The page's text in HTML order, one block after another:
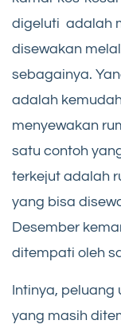
digeluti adalah
disewakan
sebagainya.
adalah
menyewakan
satu contoh
terkejut adalah
yang bisa
Desember
ditempati oleh
Intinya,
yang masih